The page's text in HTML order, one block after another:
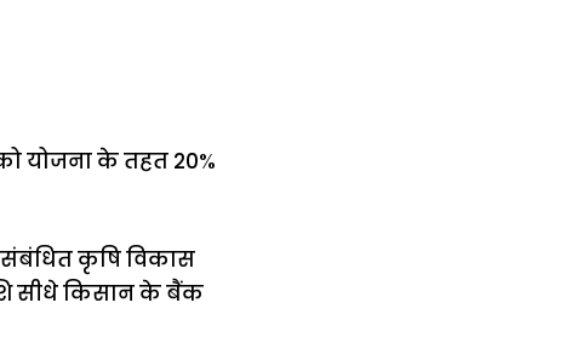
योजना के तहत 20%
संबंधित कृषि विकास
सीधे किसान के बैंक